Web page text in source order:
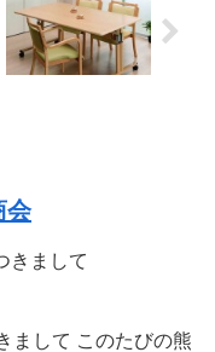
会
きまして
まして このたびの熊